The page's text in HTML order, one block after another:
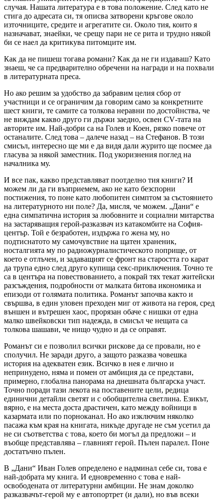
случая. Нашата литература е в това положение. След като не
стига до адресата си, тя описва затворени кръгове около
източниците, средите и агрегатите си. Около тия, които я
назначават, знаейки, че срещу пари не се рита и трудно някой
би се наел да критикува питомците им.
Как да не пишеш тогава романи? Как да не ги издаваш? Като
знаеш, че са предварително обречени на награди и на похвали
в литературната преса.
Но ако решим за удобство да забравим целия сбор от
участници и се ограничим да говорим само за конкретните
шест книги, те самите са толкова неравни по достойнства, че
не виждам какво друго ги държи заедно, освен CV-тата на
авторите им. Най-добри са на Голев и Коен, рязко повече от
останалите. След това – далече назад – на Стефанов. В този
смисъл, интересно ще ми е да видя дали журито ще посмее да
гласува за някой заместник. Под укоризнения поглед на
началника му.
И все пак, какво представляват поотделно тия книги? И
можем ли да ги възприемем, ако не като безспорни
постижения, то поне като любопитен симптом за състоянието
на литературното ни поле? Да, мисля, че можем. „Дани“ е
една симпатична история за любовните и социални митарства
на застаряващия герой-разказвач из катакомбите на София-
център. Той е безработен, издържа го жена му, но
подтиснатото му самочувствие на щатен храненик,
носталгията му по радиожурналистическото поприще, от
което е отлъчен, и задаващият се фронт на старостта го карат
да трупа едно след друго купища секс-приключения. Точно те
са в центъра на повествованието, а покрай тях текат житейски
разсъждения, подробности от малката битова икономика и
епизоди от голямата политика. Романът започва както и
свършва, в един уловен преходен миг от живота на героя, сред
външен и вътрешен хаос, прорязан обаче с нишки от една
малко швейковски тип надежда, в смисъл че нещата са
толкова шашави, че нищо чудно и да се оправят.
Романът си е позволил всички рискове да се провали, но е
сполучил. Не заради друго, а защото разказва човешка
история на адекватен език. Всичко в нея е лично и
непринудено, няма и помен от амбиция да се представи,
примерно, глобална панорама на днешната българска участ.
Точно поради тази лекота на поставените цели, редица
единични детайли светят и с обобщителна светлина. Езикът,
вярно, е на места доста драстичен, като между войници в
казармата или по порноканал. Но ако изключим няколко
пасажа към края на книгата, никъде другаде не съм усетил да
не си съответства с това, което би могъл да предложи – и
въобще представлява – главният герой. Пълен паралел. Поне
достатъчно пълен.
В „Дани“ Иван Голев определено е надминал себе си, това е
най-добрата му книга. И едновременно с това е най-
освободената от литературни амбиции. Не знам доколко
разказвачът-герой му е автопортрет (и дали), но във всеки